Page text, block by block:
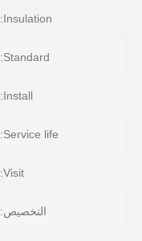
Insulation:
Standard:
Install:
Service life:
Visit:
التخصيص: